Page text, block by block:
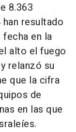
8.363
resultado
en la
alto el fuego
relanzó su
que la cifra
de
en las que